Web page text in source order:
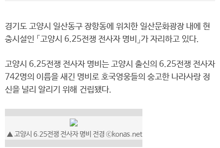
경기도 고양시 일산동구 장항동에 위치한 일산문화광장 내에 현
충시설인 「고양시 6.25전쟁 전사자 명비」가 자리하고 있다.
고양시 6.25전쟁 전사자 명비는 고양시 출신의 6.25전쟁 전사자
742명의 이름을 새긴 명비로 호국영웅들의 숭고한 나라사랑 정
신을 널리 알리기 위해 건립됐다.
▲ 고양시 6.25전쟁 전사자 명비 전경 ⓒkonas.net